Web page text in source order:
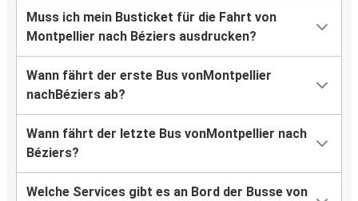
Muss ich mein Busticket für die Fahrt von
Montpellier nach Béziers ausdrucken?
Wann fährt der erste Bus vonMontpellier
nachBéziers ab?
Wann fährt der letzte Bus vonMontpellier nach
Béziers?
Welche Services gibt es an Bord der Busse von